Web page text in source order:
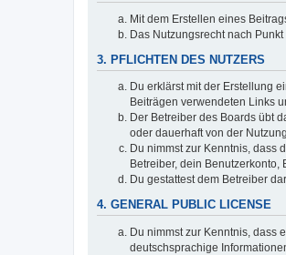
Mit dem Erstellen eines
Das Nutzungsrecht nach
3. PFLICHTEN DES NUTZERS
Du erklärst mit der Erstellung
Beiträgen verwendeten Links
Der Betreiber des Boards übt
oder dauerhaft von der
Du nimmst zur Kenntnis, dass
Betreiber, dein
Du gestattest dem Betreiber
4. GENERAL PUBLIC LICENSE
Du nimmst zur Kenntnis, dass
deutschsprachige